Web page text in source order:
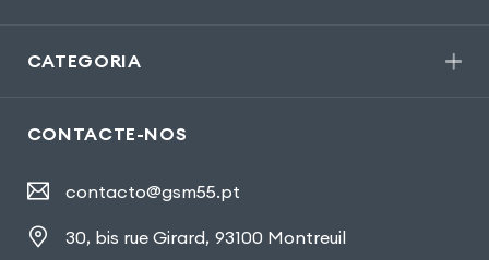
CATEGORIA
CONTACTE-NOS
contacto@gsm55.pt
30, bis rue Girard, 93100 Montreuil